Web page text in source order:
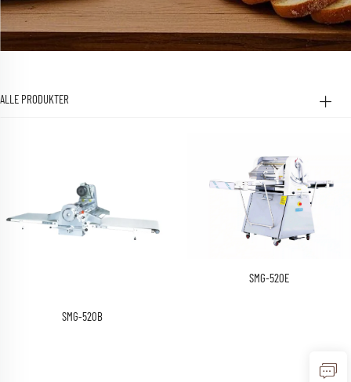
ALLE PRODUKTER
SMG-520B
SMG-520E